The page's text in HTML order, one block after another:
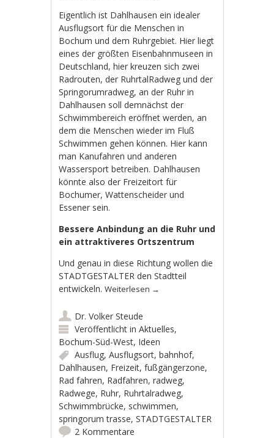
Eigentlich ist Dahlhausen ein idealer
Ausflugsort für die Menschen in
Bochum und dem Ruhrgebiet. Hier liegt
eines der größten Eisenbahnmuseen in
Deutschland, hier kreuzen sich zwei
Radrouten, der RuhrtalRadweg und der
Springorumradweg, an der Ruhr in
Dahlhausen soll demnächst der
Schwimmbereich eröffnet werden, an
dem die Menschen wieder im Fluß
Schwimmen gehen können. Hier kann
man Kanufahren und anderen
Wassersport betreiben. Dahlhausen
könnte also der Freizeitort für
Bochumer, Wattenscheider und
Essener sein.
Bessere Anbindung an die Ruhr und
ein attraktiveres Ortszentrum
Und genau in diese Richtung wollendie
STADTGESTALTER den Stadtteil
entwickeln.Weiterlesen →
Dr. Volker Steude
Veröffentlicht inAktuelles,
Bochum-Süd-West, Ideen
Ausflug,Ausflugsort,bahnhof,
Dahlhausen, Freizeit,fußgängerzone,
Rad fahren, Radfahren,radweg,
Radwege, Ruhr, Ruhrtalradweg,
Schwimmbrücke, schwimmen,
springorum trasse,STADTGESTALTER
2 Kommentare